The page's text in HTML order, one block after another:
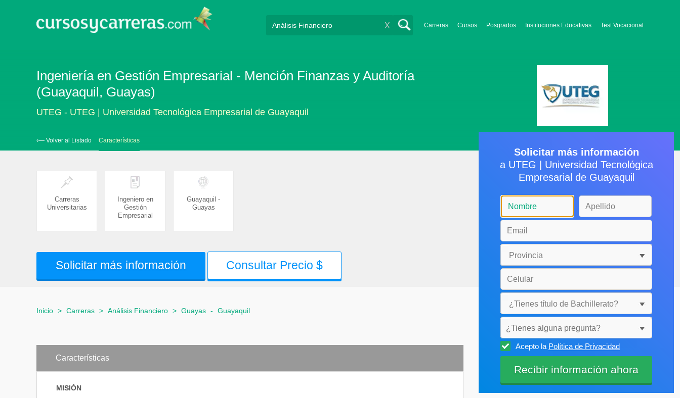
Carreras Cursos Posgrados Instituciones Educativas Test Vocacional
X
Ingeniería en Gestión Empresarial - Mención Finanzas y Auditoría
(Guayaquil, Guayas)
UTEG - UTEG | Universidad Tecnológica Empresarial de Guayaquil
‹— Volver al Listado Características
Carreras
Universitarias
Ingeniero en
Gestión
Empresarial
Guayaquil -
Guayas
Solicitar más información Consultar Precio $
Inicio > Carreras > Análisis Financiero > Guayas - Guayaquil
Características
MISIÓN
Solicitar más información
a UTEG | Universidad Tecnológica
Empresarial de Guayaquil
¿Tienes alguna pregunta?
Selecciónala
Acepto la Política de Privacidad